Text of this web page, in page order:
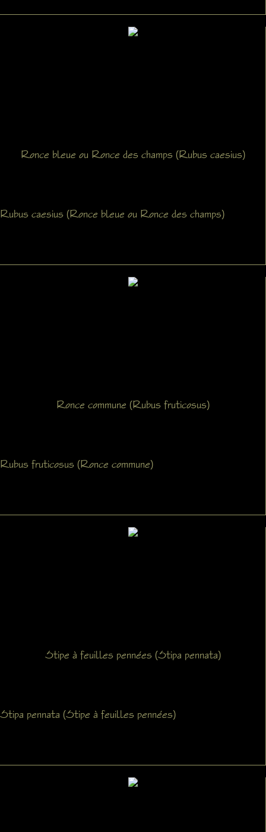
Ronce bleue ou Ronce des champs (Rubus caesius)
Rubus caesius (Ronce bleue ou Ronce des champs)
Ronce commune (Rubus fruticosus)
Rubus fruticosus (Ronce commune)
Stipe à feuilles pennées (Stipa pennata)
Stipa pennata (Stipe à feuilles pennées)